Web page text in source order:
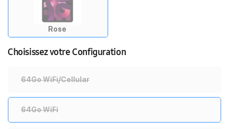
Rose
Choisissez votre Configuration
64Go WiFi/Cellular
64Go WiFi